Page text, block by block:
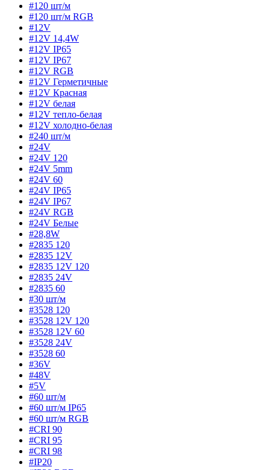
#120 шт/м
#120 шт/м RGB
#12V
#12V 14,4W
#12V IP65
#12V IP67
#12V RGB
#12V Герметичные
#12V Красная
#12V белая
#12V тепло-белая
#12V холодно-белая
#240 шт/м
#24V
#24V 120
#24V 5mm
#24V 60
#24V IP65
#24V IP67
#24V RGB
#24V Белые
#28,8W
#2835 120
#2835 12V
#2835 12V 120
#2835 24V
#2835 60
#30 шт/м
#3528 120
#3528 12V 120
#3528 12V 60
#3528 24V
#3528 60
#36V
#48V
#5V
#60 шт/м
#60 шт/м IP65
#60 шт/м RGB
#CRI 90
#CRI 95
#CRI 98
#IP20